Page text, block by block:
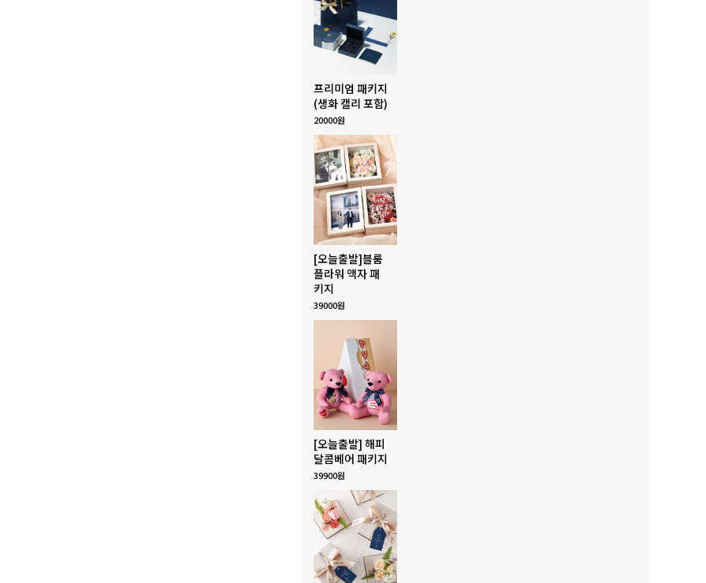
프리미엄 패키지
(생화 캘리 포함)
20000원
[오늘출발]블룸
플라워 액자 패
키지
39000원
[오늘출발] 해피
달콤베어 패키지
39900원